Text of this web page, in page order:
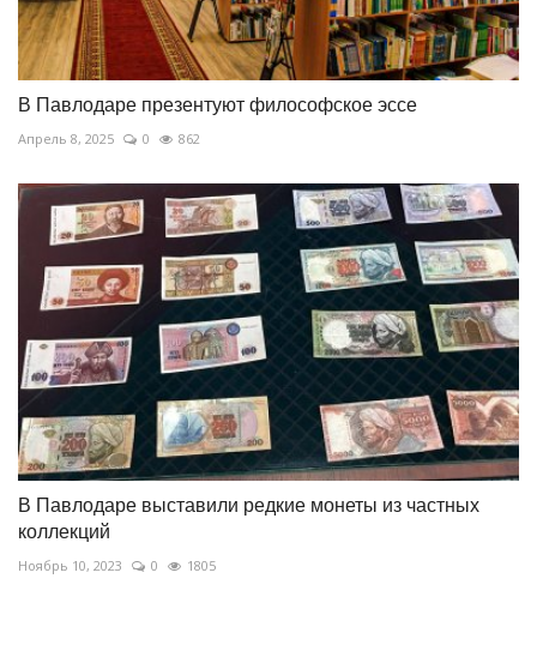
В Павлодаре презентуют философское эссе
Апрель 8, 2025 0 862
В Павлодаре выставили редкие монеты из частных
коллекций
Ноябрь 10, 2023 0 1805